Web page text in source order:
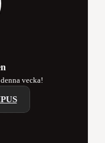
vecka!